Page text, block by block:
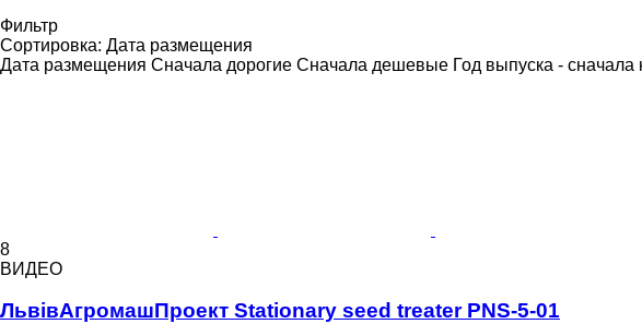
Фильтр
Сортировка: Дата размещения
Дата размещения Сначала дорогие Сначала дешевые Год выпуска -
8
ВИДЕО
ЛьвівАгромашПроект Stationary seed treater PNS-5-01